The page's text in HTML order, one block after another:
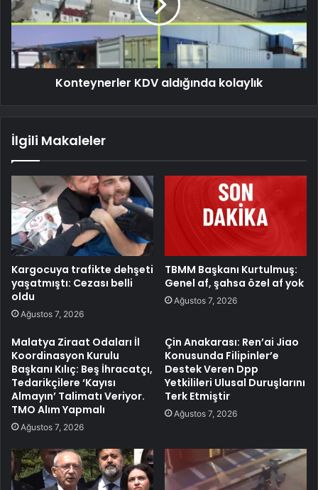
Konteynerler KDV aldığında kolaylık
İlgili Makaleler
Kargocuya trafikte dehşeti
yaşatmıştı: Cezası belli
oldu
Ağustos 7, 2026
TBMM Başkanı Kurtulmuş:
Genel af, şahsa özel af yok
Ağustos 7, 2026
Malatya Ziraat Odaları İl
Koordinasyon Kurulu
Başkanı Kılıç: Beş İhracatçı,
Tedarikçilere ‘Kayısı
Almayın’ Talimatı Veriyor.
TMO Alım Yapmalı
Ağustos 7, 2026
Çin Anakarası: Ren’ai Jiao
Konusunda Filipinler’e
Destek Veren Dpp
Yetkilileri Ulusal Duruşlarını
Terk Etmiştir
Ağustos 7, 2026